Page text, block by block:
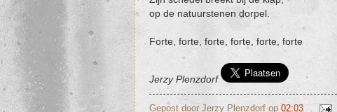
op de natuurstenen dorpel.
Forte, forte, forte, forte, forte, forte
Jerzy Plenzdorf
Gepost door Jerzy Plenzdorf op 02:03